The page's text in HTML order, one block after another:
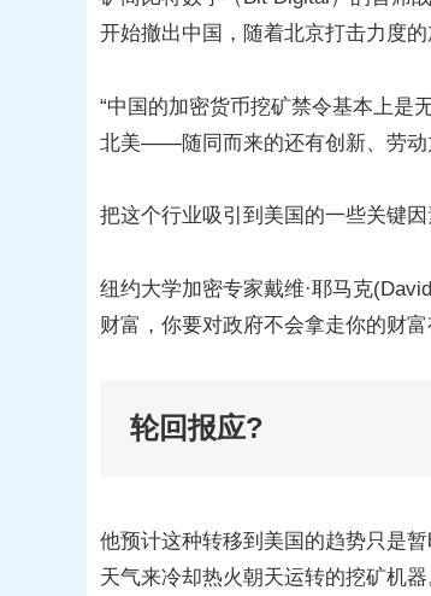
开始撤出中国，随着北京打击力度
“中国的加密货币挖矿禁令基本上是
北美——随同而来的还有创新、劳动
把这个行业吸引到美国的一些关键
纽约大学加密专家戴维·耶马克
财富，你要对政府不会拿走你的财
轮回报应?
他预计这种转移到美国的趋势只是
天气来冷却热火朝天运转的挖矿机器